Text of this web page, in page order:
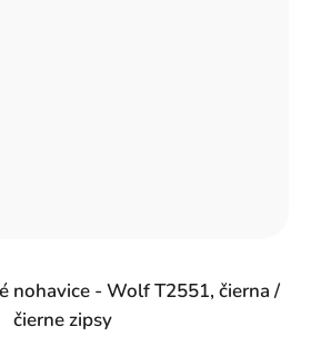
nohavice - Wolf T2551, čierna /
čierne zipsy